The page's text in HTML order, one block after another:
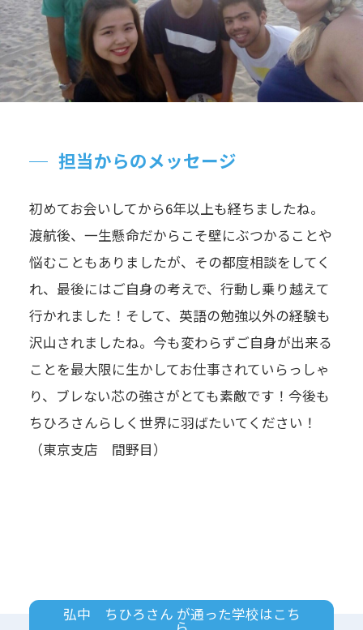
担当からのメッセージ
初めてお会いしてから6年以上も経ちましたね。
渡航後、一生懸命だからこそ壁にぶつかることや
悩むこともありましたが、その都度相談をしてく
れ、最後にはご自身の考えで、行動し乗り越えて
行かれました！そして、英語の勉強以外の経験も
沢山されましたね。今も変わらずご自身が出来る
ことを最大限に生かしてお仕事されていらっしゃ
り、ブレない芯の強さがとても素敵です！今後も
ちひろさんらしく世界に羽ばたいてください！
（東京支店 間野目）
弘中 ちひろさん が通った学校はこち